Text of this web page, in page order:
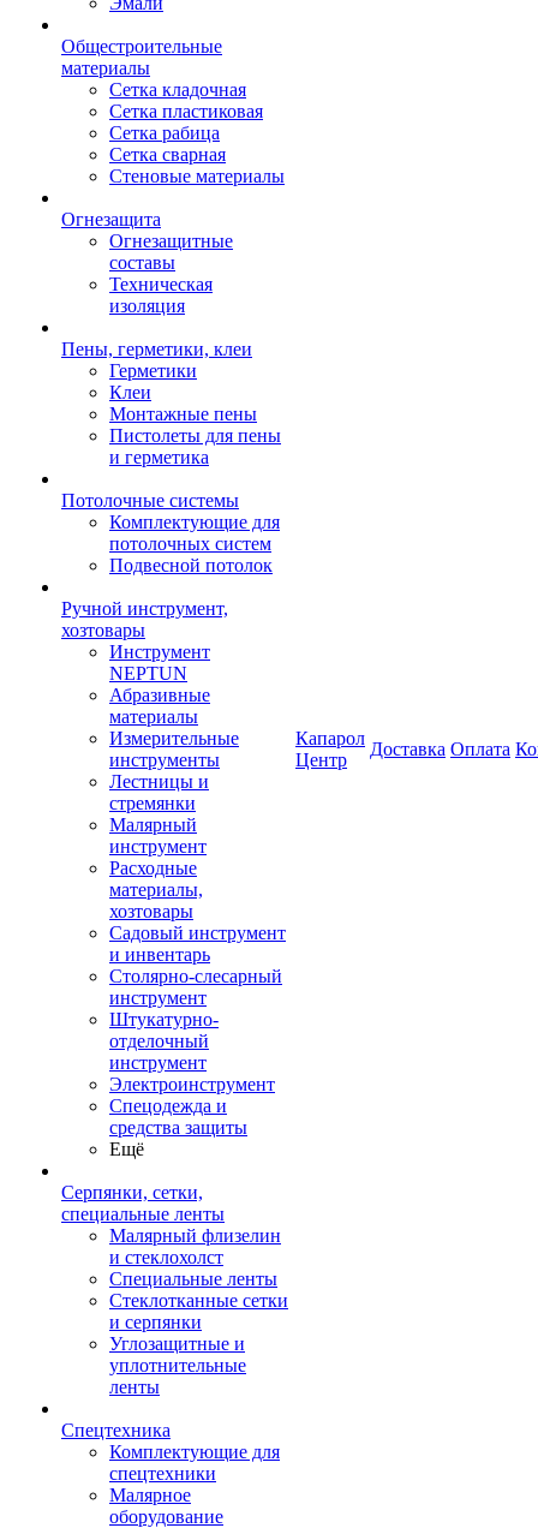
Общестроительные
материалы
Сетка кладочная
Сетка пластиковая
Сетка рабица
Сетка сварная
Стеновые материалы
Огнезащита
Огнезащитные
составы
Техническая
изоляция
Пены, герметики, клеи
Герметики
Клеи
Монтажные пены
Пистолеты для пены
и герметика
Потолочные системы
Комплектующие для
потолочных систем
Подвесной потолок
Ручной инструмент,
хозтовары
Инструмент
NEPTUN
Абразивные
материалы
Измерительные
инструменты
Лестницы и
стремянки
Малярный
инструмент
Расходные
материалы,
хозтовары
Садовый инструмент
и инвентарь
Столярно-слесарный
инструмент
Штукатурно-
отделочный
инструмент
Электроинструмент
Спецодежда и
средства защиты
Ещё
Серпянки, сетки,
специальные ленты
Малярный флизелин
и стеклохолст
Специальные ленты
Стеклотканные сетки
и серпянки
Углозащитные и
уплотнительные
ленты
Спецтехника
Комплектующие для
спецтехники
Малярное
оборудование
Капарол
Центр
Доставка Оплата